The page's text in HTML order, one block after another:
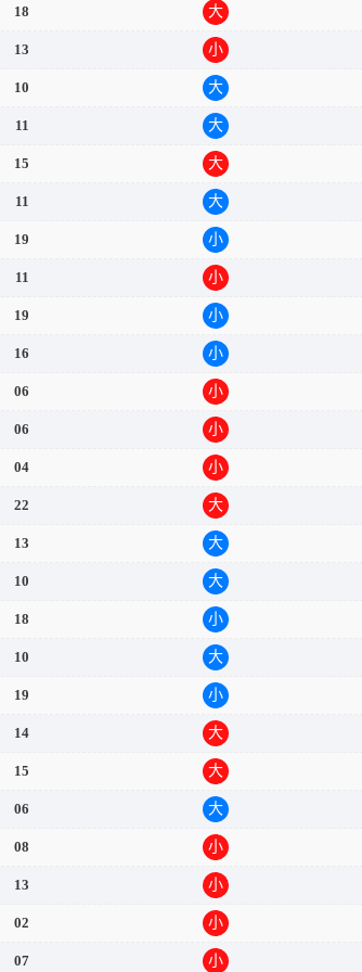
18 大
13 小
10 大
11 大
15 大
11 大
19 小
11 小
19 小
16 小
06 小
06 小
04 小
22 大
13 大
10 大
18 小
10 大
19 小
14 大
15 大
06 大
08 小
13 小
02 小
07 小